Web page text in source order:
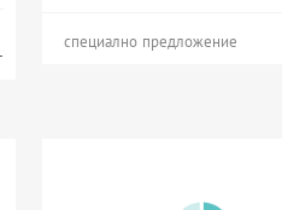
специално предложение